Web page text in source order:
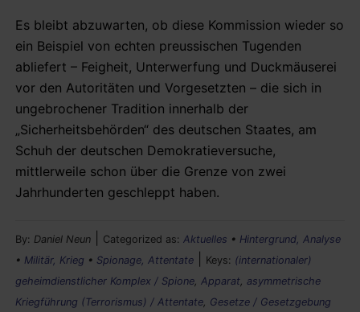
Es bleibt abzuwarten, ob diese Kommission wieder so
ein Beispiel von echten preussischen Tugenden
abliefert – Feigheit, Unterwerfung und Duckmäuserei
vor den Autoritäten und Vorgesetzten – die sich in
ungebrochener Tradition innerhalb der
„Sicherheitsbehörden“ des deutschen Staates, am
Schuh der deutschen Demokratieversuche,
mittlerweile schon über die Grenze von zwei
Jahrhunderten geschleppt haben.
By: Daniel Neun Categorized as: Aktuelles • Hintergrund, Analyse
• Militär, Krieg • Spionage, Attentate Keys: (internationaler)
geheimdienstlicher Komplex / Spione Apparat asymmetrische
Kriegführung (Terrorismus) / Attentate Gesetze / Gesetzgebung